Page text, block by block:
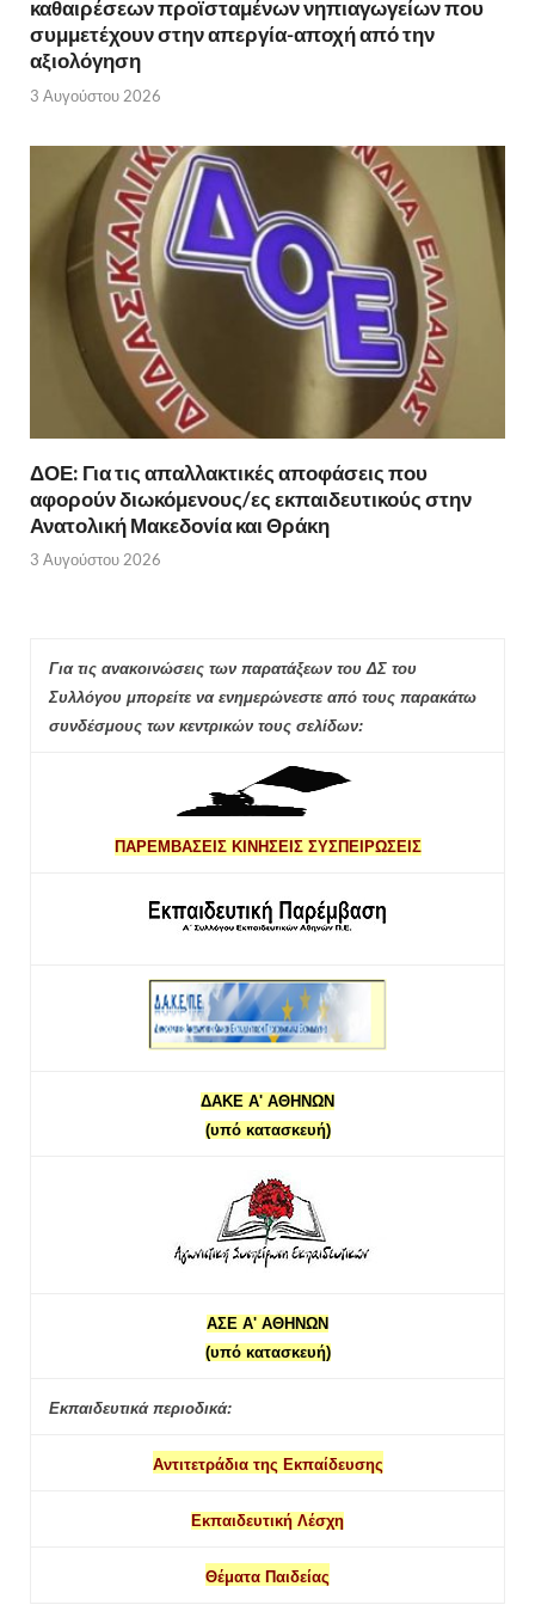
καθαιρέσεων προϊσταμένων νηπιαγωγείων που
συμμετέχουν στην απεργία-αποχή από την
αξιολόγηση
3 Αυγούστου 2026
ΔΟΕ: Για τις απαλλακτικές αποφάσεις που
αφορούν διωκόμενους/ες εκπαιδευτικούς στην
Ανατολική Μακεδονία και Θράκη
3 Αυγούστου 2026
Για τις ανακοινώσεις των παρατάξεων του ΔΣ του
Συλλόγου μπορείτε να ενημερώνεστε από τους παρακάτω
συνδέσμους των κεντρικών τους σελίδων:
ΠΑΡΕΜΒΑΣΕΙΣ ΚΙΝΗΣΕΙΣ ΣΥΣΠΕΙΡΩΣΕΙΣ
ΔΑΚΕ Α' ΑΘΗΝΩΝ
(υπό κατασκευή)
ΑΣΕ Α' ΑΘΗΝΩΝ
(υπό κατασκευή)
Εκπαιδευτικά περιοδικά:
Αντιτετράδια της Εκπαίδευσης
Εκπαιδευτική Λέσχη
Θέματα Παιδείας